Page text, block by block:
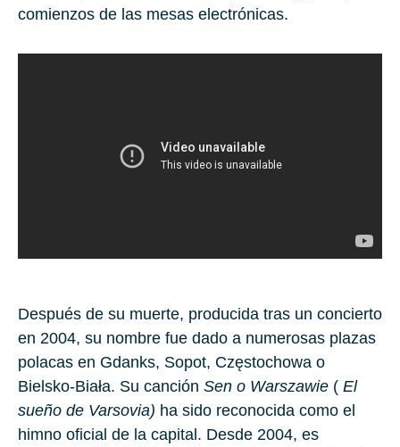
comienzos de las mesas electrónicas.
Después de su muerte, producida tras un concierto
en 2004, su nombre fue dado a numerosas plazas
polacas en Gdanks, Sopot, Częstochowa o
Bielsko-Biała. Su canción Sen o Warszawie ( El
sueño de Varsovia) ha sido reconocida como el
himno oficial de la capital. Desde 2004, es